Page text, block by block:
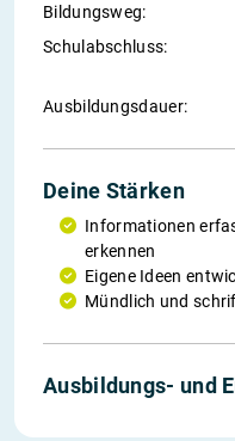
Bildungsweg:
Schul­abschluss:
Ausbildungs­dauer:
Deine Stärken
Informationen
erkennen
Eigene Ideen
Mündlich und
Ausbildungs- und